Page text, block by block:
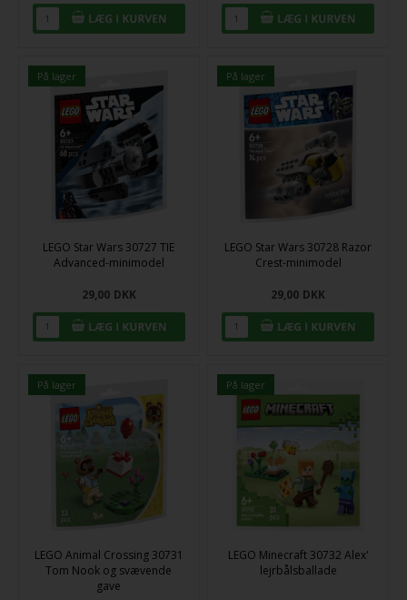
På lager
LEGO Star Wars 30727 TIE
Advanced-minimodel
29,00 DKK
På lager
LEGO Star Wars 30728 Razor
Crest-minimodel
29,00 DKK
På lager
LEGO Animal Crossing 30731
Tom Nook og svævende
gave
På lager
LEGO Minecraft 30732 Alex'
lejrbålsballade